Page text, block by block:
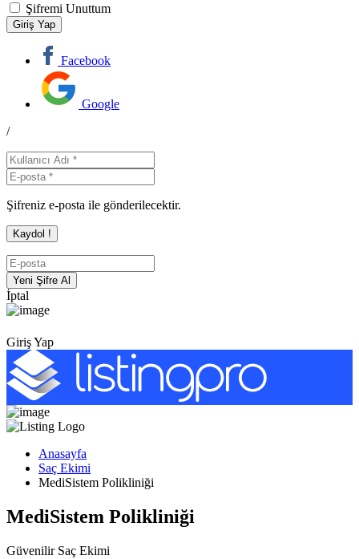
Şifremi Unuttum
Facebook
Google
/
Şifreniz e-posta ile gönderilecektir.
İptal
Giriş Yap
Anasayfa
Saç Ekimi
MediSistem Polikliniği
MediSistem Polikliniği
Güvenilir Saç Ekimi